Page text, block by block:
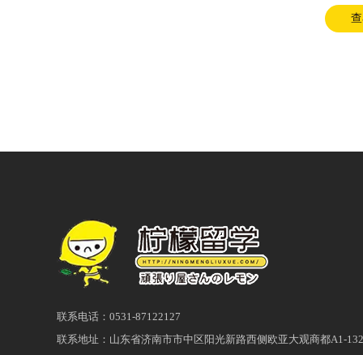
知道
中在
联系电话：0531-87122127
联系地址：山东省济南市市中区阳光新路西侧欧亚大观商都A1-